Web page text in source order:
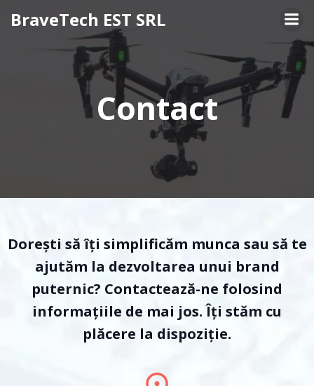
to
BraveTech EST SRL
Contact
Dorești să îți simplificăm munca sau să te
ajutăm la dezvoltarea unui brand
puternic? Contactează-ne folosind
informațiile de mai jos. Îți stăm cu
plăcere la dispoziție.